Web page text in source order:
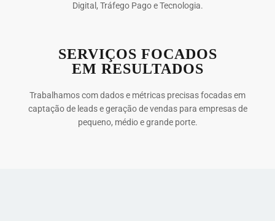
Digital, Tráfego Pago e Tecnologia.
SERVIÇOS FOCADOS
EM RESULTADOS
Trabalhamos com dados e métricas precisas focadas em
captação de leads e geração de vendas para empresas de
pequeno, médio e grande porte.